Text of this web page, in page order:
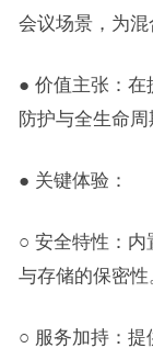
会议场景，为混
● 价值主张：在
防护与全生命周
● 关键体验：
○ 安全特性：内
与存储的保密性
○ 服务加持：提